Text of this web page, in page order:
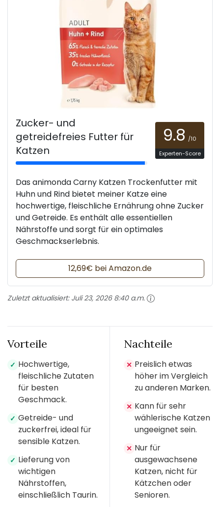
Zucker- und
getreidefreies Futter für
Katzen
9.8 /10
Experten-Score
Das animonda Carny Katzen Trockenfutter mit
Huhn und Rind bietet meiner Katze eine
hochwertige, fleischliche Ernährung ohne Zucker
und Getreide. Es enthält alle essentiellen
Nährstoffe und sorgt für ein optimales
Geschmackserlebnis.
12,69€ bei Amazon.de
Zuletzt aktualisiert: Juli 23, 2026 8:40 a.m.
Vorteile
✓ Hochwertige,
fleischliche Zutaten
für besten
Geschmack.
✓ Getreide- und
zuckerfrei, ideal für
sensible Katzen.
✓ Lieferung von
wichtigen
Nährstoffen,
einschließlich Taurin.
Nachteile
✕ Preislich etwas
höher im Vergleich
zu anderen Marken.
✕ Kann für sehr
wählerische Katzen
ungeeignet sein.
✕ Nur für
ausgewachsene
Katzen, nicht für
Kätzchen oder
Senioren.